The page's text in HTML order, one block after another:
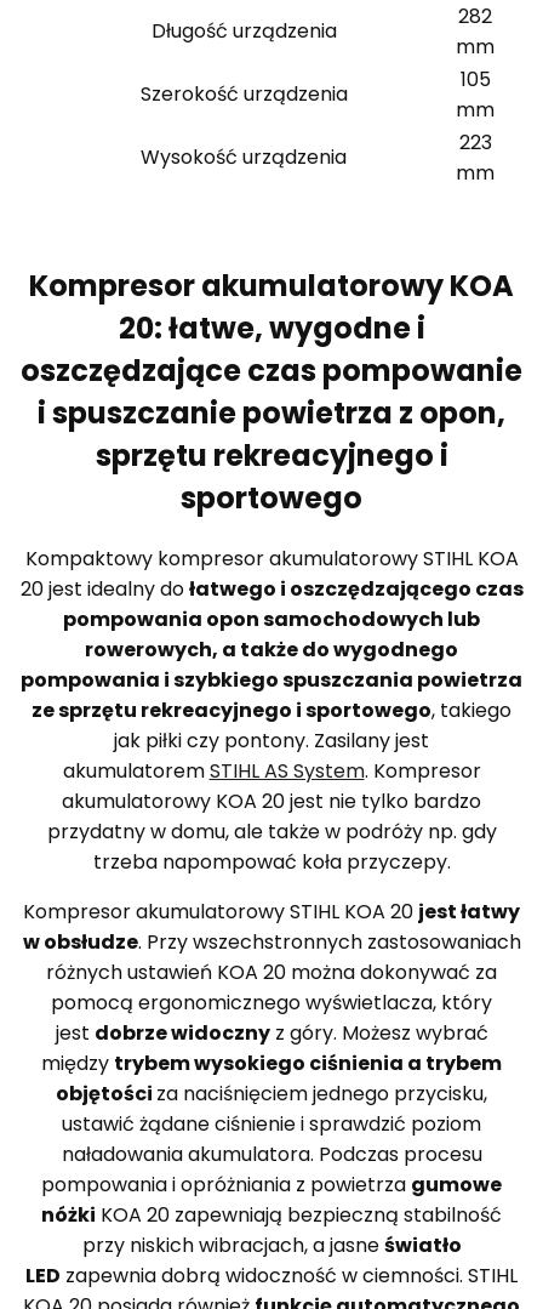
Długość urządzenia
282
mm
Szerokość urządzenia
105
mm
Wysokość urządzenia
223
mm
Kompresor akumulatorowy KOA
20: łatwe, wygodne i
oszczędzające czas pompowanie
i spuszczanie powietrza z opon,
sprzętu rekreacyjnego i
sportowego
Kompaktowy kompresor akumulatorowy STIHL KOA
20 jest idealny dołatwego i oszczędzającego czas
pompowania opon samochodowych lub
rowerowych, a także do wygodnego
pompowania i szybkiego spuszczania powietrza
ze sprzętu rekreacyjnego i sportowego, takiego
jak piłki czy pontony. Zasilany jest
akumulatoremSTIHL AS System. Kompresor
akumulatorowy KOA 20 jest nie tylko bardzo
przydatny w domu, ale także w podróży np. gdy
trzeba napompować koła przyczepy.
Kompresor akumulatorowy STIHL KOA 20 jest łatwy
w obsłudze. Przy wszechstronnych zastosowaniach
różnych ustawień KOA 20 można dokonywać za
pomocą ergonomicznego wyświetlacza, który
jest dobrze widocznyz góry. Możesz wybrać
między trybem wysokiego ciśnienia a trybem
objętości za naciśnięciem jednego przycisku,
ustawić żądane ciśnienie i sprawdzić poziom
naładowania akumulatora. Podczas procesu
pompowania i opróżniania z powietrza gumowe
nóżki KOA 20 zapewniają bezpieczną stabilność
przy niskich wibracjach, a jasneświatło
LED zapewnia dobrą widoczność w ciemności. STIHL